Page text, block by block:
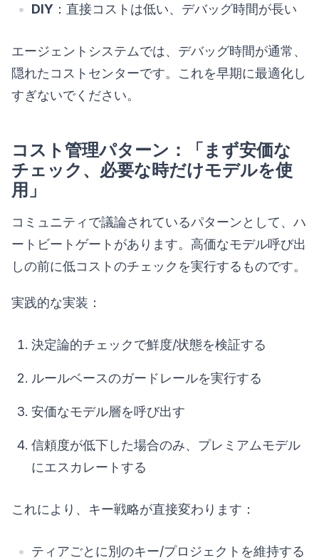
DIY ：直接コストは低い、デバッグ時間が長い
エージェントシステムでは、デバッグ時間が通常、
隠れたコストセンターです。これを早期に最適化し
すぎないでください。
コスト管理パターン：「まず安価な
チェック、必要な時だけモデルを使
用」
コミュニティで議論されているパターンとして、ハ
ートビートゲートがあります。高価なモデル呼び出
しの前に低コストのチェックを実行するものです。
実践的な実装：
決定論的チェックで鮮度/状態を検証する
ルールベースのガードレールを実行する
安価なモデル層を呼び出す
信頼度が低下した場合のみ、プレミアムモデル
にエスカレートする
これにより、キー戦略が直接変わります：
ティアごとに別のキー/プロジェクトを維持する